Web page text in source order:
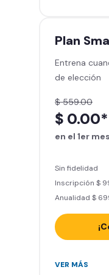
Sillones
Smart
Smart Fit
línea) en
Acceso
Plan
Entrena
de elección
$ 559.00
$ 0.00*
en el 1er mes
Sin fidelidad
Inscripción $
Anualidad $
Acceso
VER MÁS